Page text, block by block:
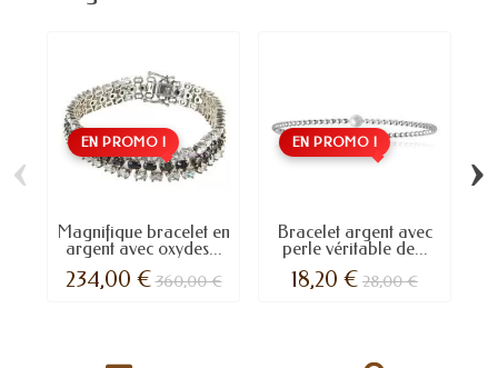
EN PROMO !
Magnifique bracelet en
argent avec oxydes...
234,00 €360,00 €
EN PROMO !
Bracelet argent avec
perle véritable de...
18,20 € 28,00 €
‹ ›